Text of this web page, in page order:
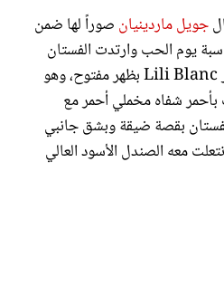
جويل ماردينيان صوراً لها ضمن
يوم الحب وارتدت الفستان
الأسود الكلاسيكي من متجر Lili Blanc بظهر مفتوح، وهو
شفاه مخملي أحمر مع
بقصة ضيقة وبشق جانبي
معه الصندل الأسود العالي